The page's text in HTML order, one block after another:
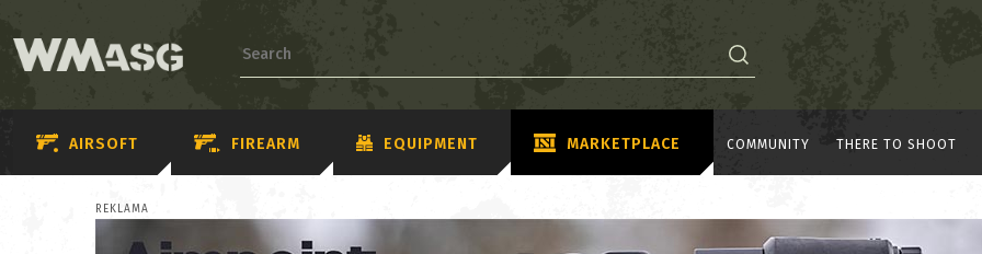
AIRSOFT FIREARM EQUIPMENT MARKETPLACE COMMUNITY THERE TO SHOOT
REKLAMA